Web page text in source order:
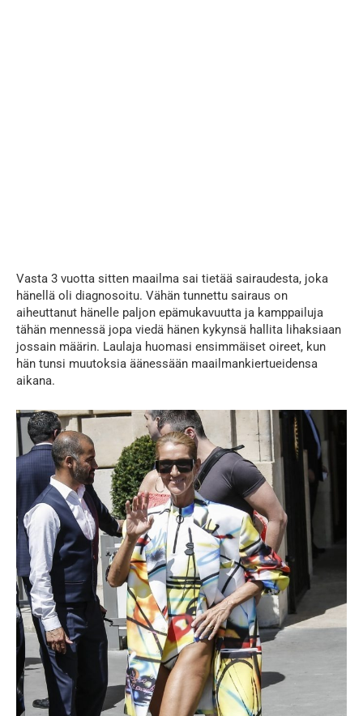
Vasta 3 vuotta sitten maailma sai tietää sairaudesta, joka
hänellä oli diagnosoitu. Vähän tunnettu sairaus on
aiheuttanut hänelle paljon epämukavuutta ja kamppailuja
tähän mennessä jopa viedä hänen kykynsä hallita lihaksiaan
jossain määrin. Laulaja huomasi ensimmäiset oireet, kun
hän tunsi muutoksia äänessään maailmankiertueidensa
aikana.